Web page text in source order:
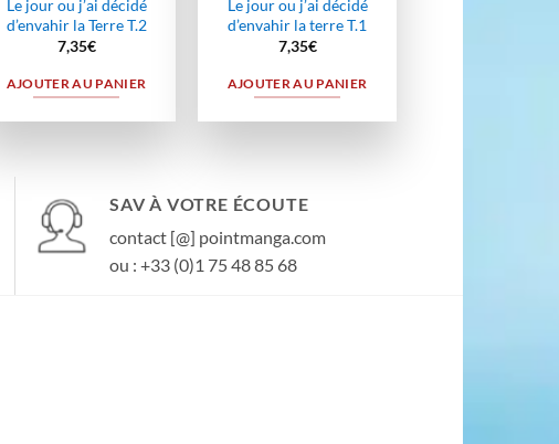
Le jour ou j’ai décidé
d’envahir la Terre T.2
7,35€
AJOUTER AU PANIER
Le jour ou j’ai décidé
d’envahir la terre T.1
7,35€
AJOUTER AU PANIER
SAV À VOTRE ÉCOUTE
contact [@] pointmanga.com
ou : +33 (0)1 75 48 85 68